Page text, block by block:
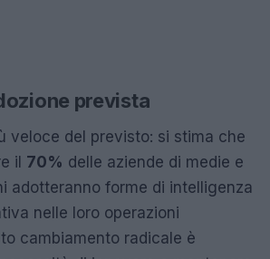
prevista
veloce del previsto: si stima che
il 70% delle aziende di medie e
adotteranno forme di intelligenza
nelle loro operazioni
cambiamento radicale è